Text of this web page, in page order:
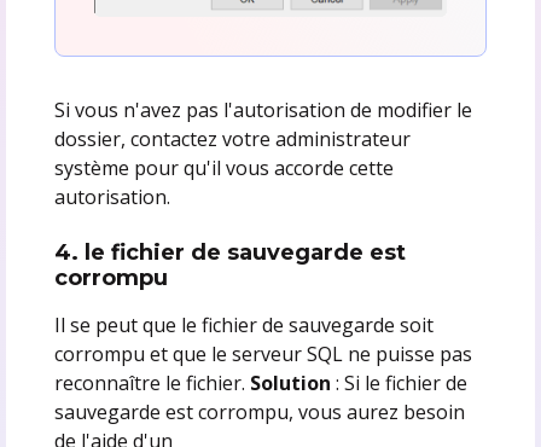
Si vous n'avez pas l'autorisation de modifier le
dossier, contactez votre administrateur
système pour qu'il vous accorde cette
autorisation.
4. le fichier de sauvegarde est
corrompu
Il se peut que le fichier de sauvegarde soit
corrompu et que le serveur SQL ne puisse pas
reconnaître le fichier. Solution : Si le fichier de
sauvegarde est corrompu, vous aurez besoin
de l'aide d'un